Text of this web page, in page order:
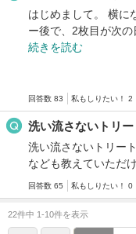
はじめまして。 横に
ー後で、2枚目が次
続きを読む
回答数 83 私もしりたい！ 2
洗い流さないトリー
洗い流さないトリー
なども教えていただ
回答数 65 私もしりたい！ 0
22件中 1-10件を表示